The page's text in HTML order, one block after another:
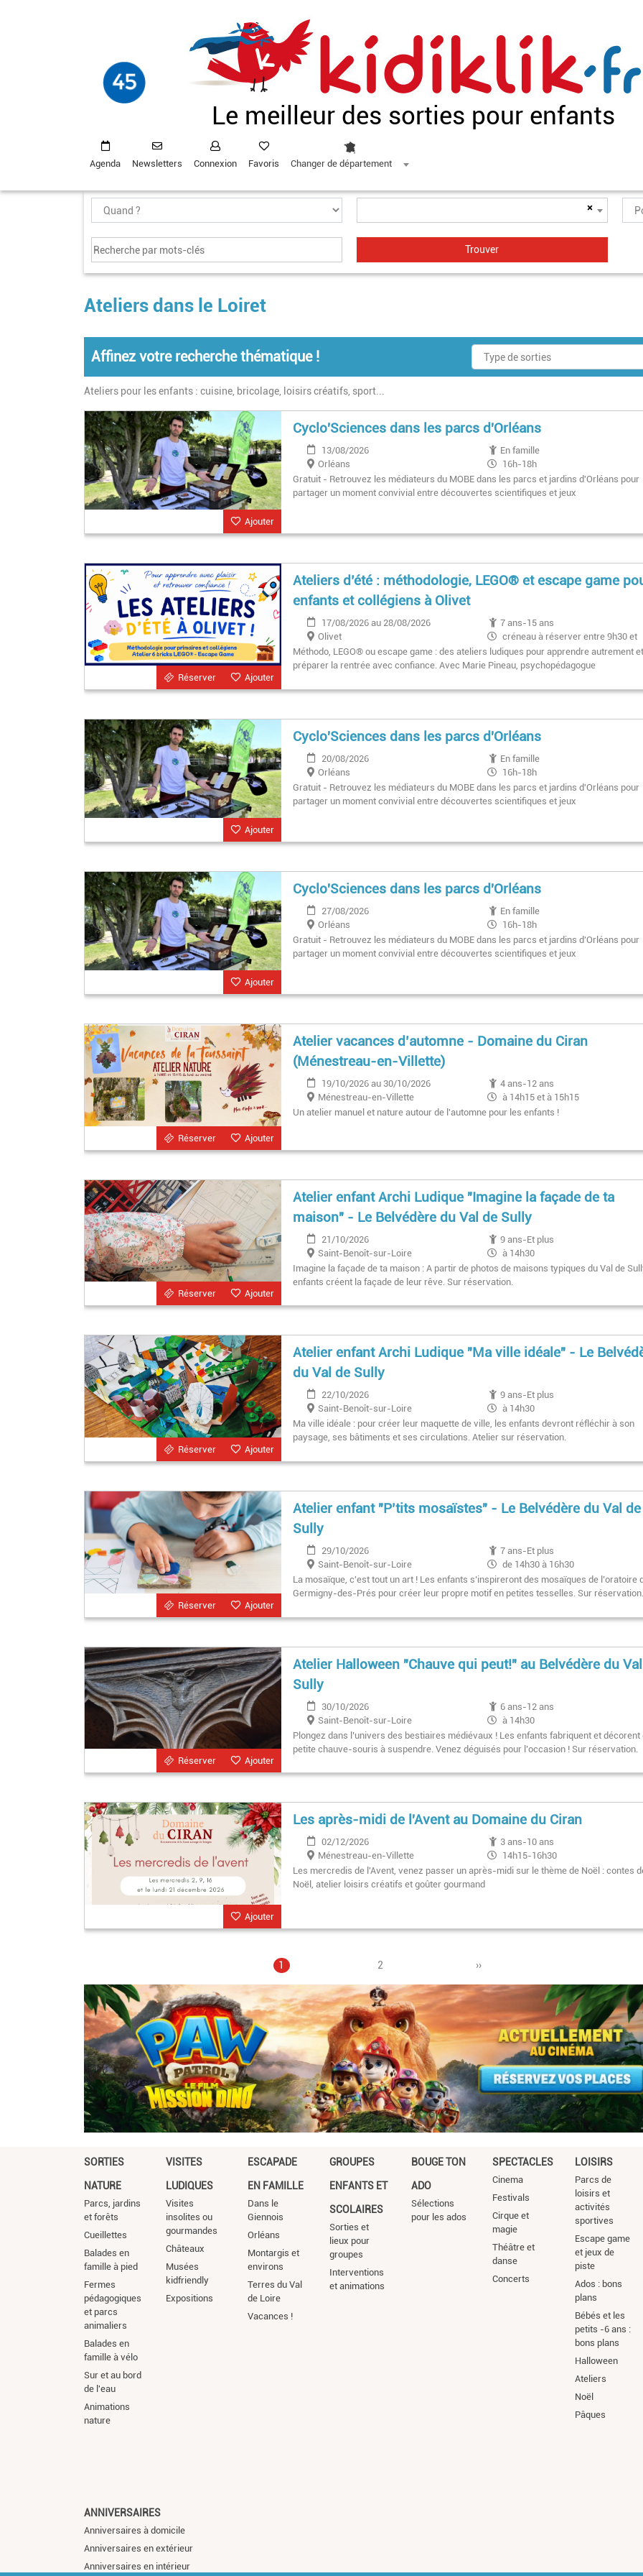
Le meilleur des sorties pour enfants
Agenda Newsletters Connexion Favoris Changer de département
×
Ateliers dans le Loiret
Affinez votre recherche thématique !
Ateliers pour les enfants : cuisine, bricolage, loisirs créatifs, sport...
Ajouter
Cyclo'Sciences dans les parcs d'Orléans
13/08/2026
En famille
Orléans
16h-18h
Gratuit - Retrouvez les médiateurs du MOBE dans les parcs et jardins d'Orléans pour
partager un moment convivial entre découvertes scientifiques et jeux
Ajouter
Réserver
Ateliers d’été : méthodologie, LEGO® et escape game
enfants et collégiens à Olivet
17/08/2026 au 28/08/2026
7 ans-15 ans
Olivet
créneau à réserver entre 9h30 et
17h
Méthodo, LEGO® ou escape game : des ateliers ludiques pour apprendre autrement
préparer la rentrée avec confiance. Avec Marie Pineau, psychopédagogue
Ajouter
Cyclo'Sciences dans les parcs d'Orléans
20/08/2026
En famille
Orléans
16h-18h
Gratuit - Retrouvez les médiateurs du MOBE dans les parcs et jardins d'Orléans pour
partager un moment convivial entre découvertes scientifiques et jeux
Ajouter
Cyclo'Sciences dans les parcs d'Orléans
27/08/2026
En famille
Orléans
16h-18h
Gratuit - Retrouvez les médiateurs du MOBE dans les parcs et jardins d'Orléans pour
partager un moment convivial entre découvertes scientifiques et jeux
Ajouter
Réserver
Atelier vacances d’automne - Domaine du Ciran
(Ménestreau-en-Villette)
19/10/2026 au 30/10/2026
4 ans-12 ans
Ménestreau-en-Villette
à 14h15 et à 15h15
Un atelier manuel et nature autour de l'automne pour les enfants !
Ajouter
Réserver
Atelier enfant Archi Ludique "Imagine la façade de ta
maison" - Le Belvédère du Val de Sully
21/10/2026
9 ans-Et plus
Saint-Benoît-sur-Loire
à 14h30
Imagine la façade de ta maison : A partir de photos de maisons typiques du Val de
enfants créent la façade de leur rêve. Sur réservation.
Ajouter
Réserver
Atelier enfant Archi Ludique "Ma ville idéale" - Le
du Val de Sully
22/10/2026
9 ans-Et plus
Saint-Benoît-sur-Loire
à 14h30
Ma ville idéale : pour créer leur maquette de ville, les enfants devront réfléchir à son
paysage, ses bâtiments et ses circulations. Atelier sur réservation.
Ajouter
Réserver
Atelier enfant "P’tits mosaïstes" - Le Belvédère du Val de
Sully
29/10/2026
7 ans-Et plus
Saint-Benoît-sur-Loire
de 14h30 à 16h30
La mosaïque, c'est tout un art ! Les enfants s’inspireront des mosaïques de l’oratoire
Germigny-des-Prés pour créer leur propre motif en petites tesselles. Sur
Ajouter
Réserver
Atelier Halloween "Chauve qui peut!" au Belvédère du
Sully
30/10/2026
6 ans-12 ans
Saint-Benoît-sur-Loire
à 14h30
Plongez dans l’univers des bestiaires médiévaux ! Les enfants fabriquent et décorent
petite chauve-souris à suspendre. Venez déguisés pour l’occasion ! Sur réservation.
Ajouter
Les après-midi de l'Avent au Domaine du Ciran
02/12/2026
3 ans-10 ans
Ménestreau-en-Villette
14h15-16h30
Les mercredis de l'Avent, venez passer un après-midi sur le thème de Noël : contes
Noël, atelier loisirs créatifs et goûter gourmand
Pagination
Page
1 Page
2
Page
››
SORTIES
NATURE
Parcs, jardins
et forêts
Cueillettes
Balades en
famille à pied
Fermes
pédagogiques
et parcs
animaliers
Balades en
famille à vélo
Sur et au bord
de l'eau
Animations
nature
VISITES
LUDIQUES
Visites
insolites ou
gourmandes
Châteaux
Musées
kidfriendly
Expositions
ESCAPADE
EN FAMILLE
Dans le
Giennois
Orléans
Montargis et
environs
Terres du Val
de Loire
Vacances !
GROUPES
ENFANTS ET
SCOLAIRES
Sorties et
lieux pour
groupes
Interventions
et animations
BOUGE TON
ADO
Sélections
pour les ados
SPECTACLES
Cinema
Festivals
Cirque et
magie
Théâtre et
danse
Concerts
LOISIRS
Parcs de
loisirs et
activités
sportives
Escape game
et jeux de
piste
Ados : bons
plans
Bébés et les
petits -6 ans :
bons plans
Halloween
Ateliers
Noël
Pâques
ANNIVERSAIRES
Anniversaires à domicile
Anniversaires en extérieur
Anniversaires en intérieur